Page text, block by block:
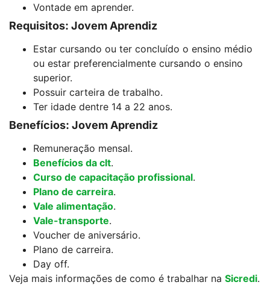
Vontade em aprender.
Requisitos: Jovem Aprendiz
Estar cursando ou ter concluído o ensino médio
ou estar preferencialmente cursando o ensino
superior.
Possuir carteira de trabalho.
Ter idade dentre 14 a 22 anos.
Benefícios: Jovem Aprendiz
Remuneração mensal.
Benefícios da clt.
Curso de capacitação profissional.
Plano de carreira.
Vale alimentação.
Vale-transporte.
Voucher de aniversário.
Plano de carreira.
Day off.
Veja mais informações de como é trabalhar na Sicredi.